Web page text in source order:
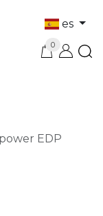
es
0
EDP